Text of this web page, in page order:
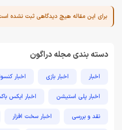
برای این مقاله هیچ دیدگاهی ثبت نشده
دسته بندی مجله دراگون
اخبار اخبار بازی اخبار
اخبار پلی استیشن اخبار ایکس
نقد و بررسی اخبار سخت افزار